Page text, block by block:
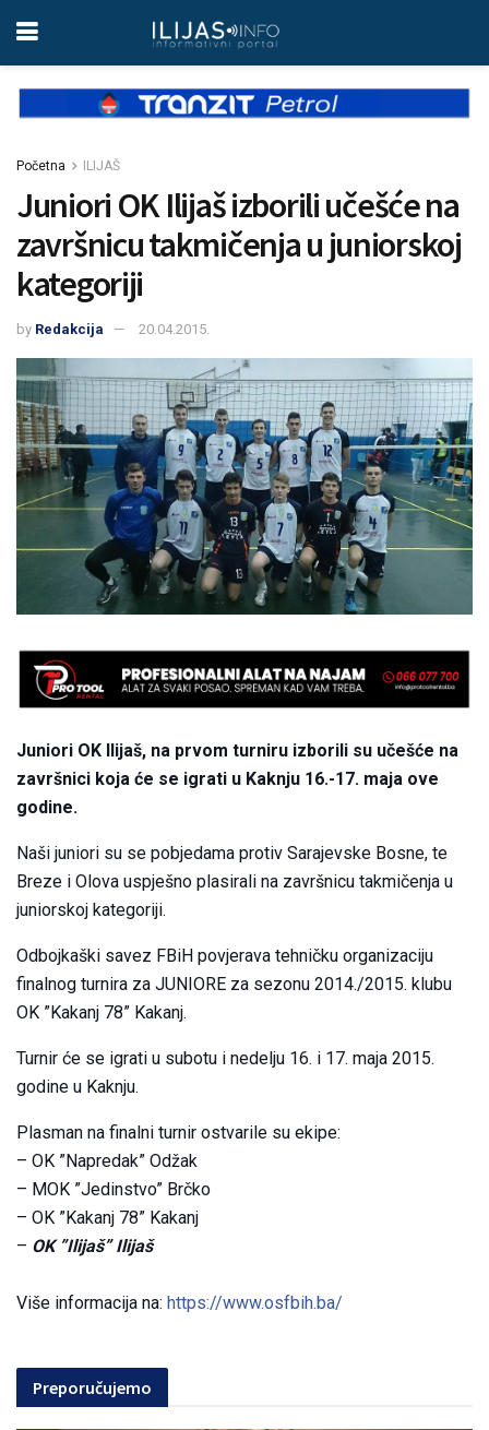
Početna ILIJAŠ
Juniori OK Ilijaš izborili učešće na
završnicu takmičenja u juniorskoj
kategoriji
by Redakcija 20.04.2015.
Juniori OK Ilijaš, na prvom turniru izborili su učešće na
završnici koja će se igrati u Kaknju 16.-17. maja ove
godine.
Naši juniori su se pobjedama protiv Sarajevske Bosne, te
Breze i Olova uspješno plasirali na završnicu takmičenja u
juniorskoj kategoriji.
Odbojkaški savez FBiH povjerava tehničku organizaciju
finalnog turnira za JUNIORE za sezonu 2014./2015. klubu
OK ”Kakanj 78” Kakanj.
Turnir će se igrati u subotu i nedelju 16. i 17. maja 2015.
godine u Kaknju.
Plasman na finalni turnir ostvarile su ekipe:
– OK ”Napredak” Odžak
– MOK ”Jedinstvo” Brčko
– OK ”Kakanj 78” Kakanj
– OK ”Ilijaš” Ilijaš
Više informacija na: https://www.osfbih.ba/
Preporučujemo